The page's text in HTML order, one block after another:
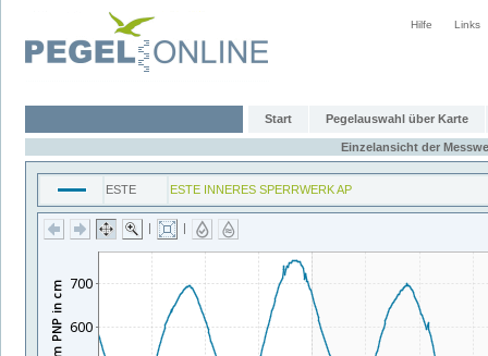
Hilfe Links
Start Pegelauswahl über Karte
Einzelansicht der
ESTE ESTE INNERES SPERRWERK AP
| |